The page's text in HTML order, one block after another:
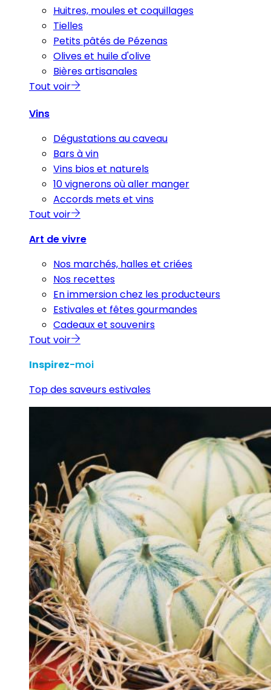
Huitres, moules et coquillages
Tielles
Petits pâtés de Pézenas
Olives et huile d'olive
Bières artisanales
Tout voir
Vins
Dégustations au caveau
Bars à vin
Vins bios et naturels
10 vignerons où aller manger
Accords mets et vins
Tout voir
Art de vivre
Nos marchés, halles et criées
Nos recettes
En immersion chez les producteurs
Estivales et fêtes gourmandes
Cadeaux et souvenirs
Tout voir
Inspirez-moi
Top des saveurs estivales